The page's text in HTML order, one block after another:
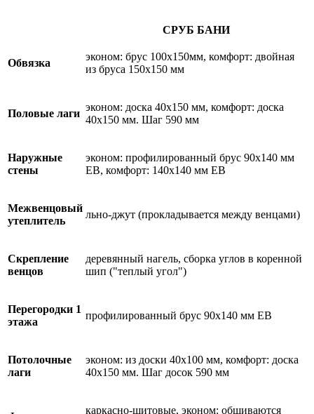
СРУБ БАНИ
Обвязка
эконом: брус 100х150мм, комфорт: двойная
из бруса 150х150 мм
Половые лаги
эконом: доска 40х150 мм, комфорт: доска
40х150 мм. Шаг 590 мм
Наружные
стены
эконом: профилированный брус 90х140 мм
ЕВ, комфорт: 140х140 мм ЕВ
Межвенцовый
утеплитель
льно-джут (прокладывается между венцами)
Скрепление
венцов
деревянный нагель, сборка углов в коренной
шип ("теплый угол")
Перегородки 1
этажа
профилированный брус 90х140 мм ЕВ
Потолочные
лаги
эконом: из доски 40х100 мм, комфорт: доска
40х150 мм. Шаг досок 590 мм
каркасно-щитовые, эконом: обшиваются